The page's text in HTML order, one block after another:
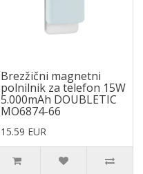
Brezžični magnetni
polnilnik za telefon 15W
5.000mAh DOUBLETIC
MO6874-66
15.59 EUR